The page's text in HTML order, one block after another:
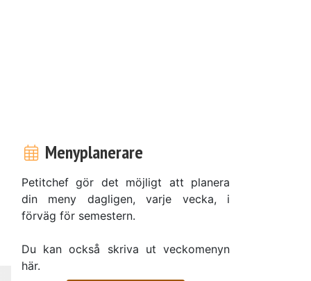
Menyplanerare
Petitchef gör det möjligt att planera
din meny dagligen, varje vecka, i
förväg för semestern.
Du kan också skriva ut veckomenyn
här.